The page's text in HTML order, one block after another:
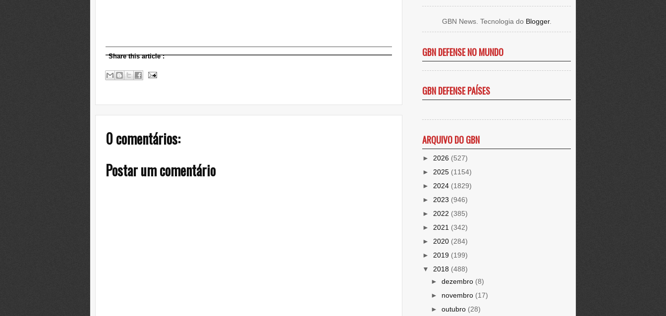
Share this article:
0 comentários:
Postar um comentário
GBN News. Tecnologia do Blogger.
GBN DEFENSE NO MUNDO
GBN DEFENSE PAÍSES
ARQUIVO DO GBN
► 2026 (527)
► 2025 (1154)
► 2024 (1829)
► 2023 (946)
► 2022 (385)
► 2021 (342)
► 2020 (284)
► 2019 (199)
▼ 2018 (488)
► dezembro (8)
► novembro (17)
► outubro (28)